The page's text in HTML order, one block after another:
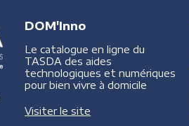
DOM'Inno
Le catalogue en ligne du
TASDA des aides
technologiques et numériques
pour bien vivre à domicile
Visiter le site